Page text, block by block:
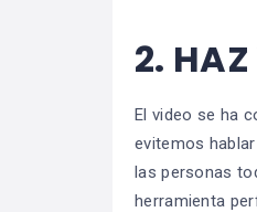
2. HAZ
El video se ha
evitemos
las personas
herramienta